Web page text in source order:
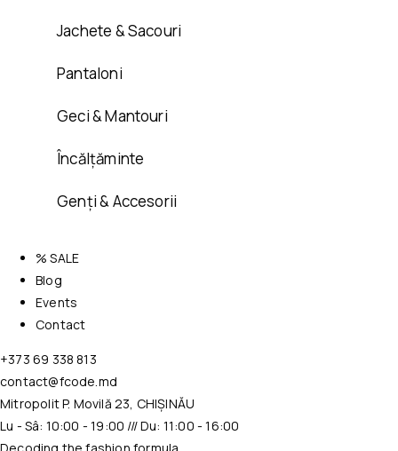
Jachete & Sacouri
Pantaloni
Geci & Mantouri
Încălțăminte
Genți & Accesorii
% SALE
Blog
Events
Contact
+373 69 338 813
contact@fcode.md
Mitropolit P. Movilă 23, CHIȘINĂU
Lu - Sâ: 10:00 - 19:00 /// Du: 11:00 - 16:00